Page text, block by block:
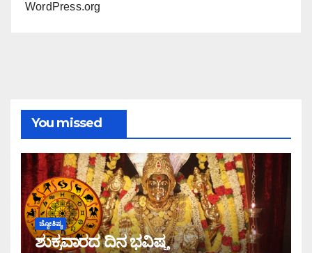
WordPress.org
You missed
ಜ್ಯೋತಿಷ್ಯ
ಶುಕ್ರವಾರದ ದಿನ ಭವಿಷ್ಯ